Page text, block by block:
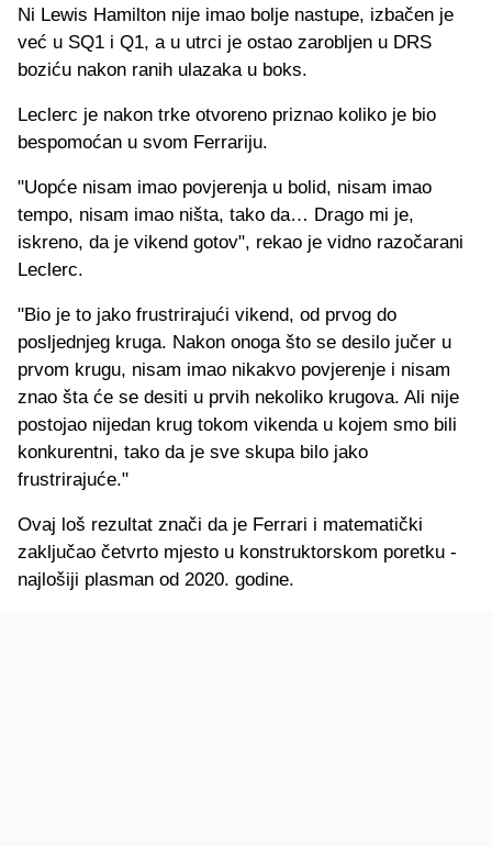
Ni Lewis Hamilton nije imao bolje nastupe, izbačen je
već u SQ1 i Q1, a u utrci je ostao zarobljen u DRS
boziću nakon ranih ulazaka u boks.
Leclerc je nakon trke otvoreno priznao koliko je bio
bespomoćan u svom Ferrariju.
"Uopće nisam imao povjerenja u bolid, nisam imao
tempo, nisam imao ništa, tako da… Drago mi je,
iskreno, da je vikend gotov", rekao je vidno razočarani
Leclerc.
"Bio je to jako frustrirajući vikend, od prvog do
posljednjeg kruga. Nakon onoga što se desilo jučer u
prvom krugu, nisam imao nikakvo povjerenje i nisam
znao šta će se desiti u prvih nekoliko krugova. Ali nije
postojao nijedan krug tokom vikenda u kojem smo bili
konkurentni, tako da je sve skupa bilo jako
frustrirajuće."
Ovaj loš rezultat znači da je Ferrari i matematički
zaključao četvrto mjesto u konstruktorskom poretku -
najlošiji plasman od 2020. godine.